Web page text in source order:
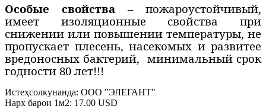
Особые свойства – пожароустойчивый,
имеет изоляционные свойства при
снижении или повышении температуры, не
пропускает плесень, насекомых и развитее
вредоносных бактерий, минимальный срок
годности 80 лет!!!
Истеҳсолкунанда: ООО "ЭЛЕГАНТ"
Нарх барои 1м2: 17.00 USD